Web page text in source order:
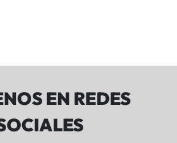
EN REDES